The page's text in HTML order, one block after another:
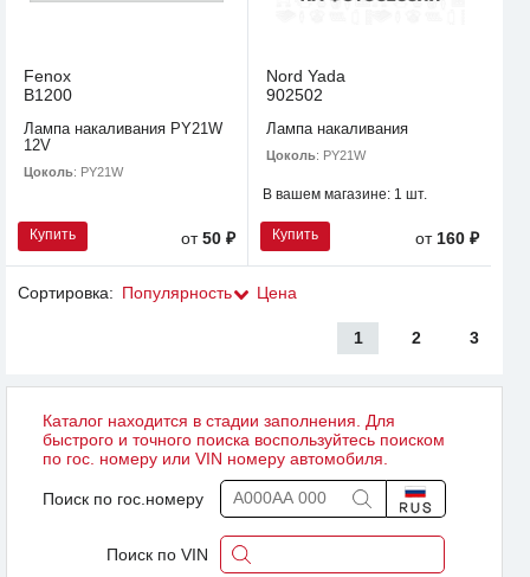
Fenox
B1200
Лампа накаливания PY21W
12V
Цоколь: PY21W
Купить от50 ₽
Nord Yada
902502
Лампа накаливания
Цоколь: PY21W
В вашем магазине: 1 шт.
Купить от 160 ₽
Сортировка: Популярность Цена
1 2 3
Каталог находится в стадии заполнения. Для
быстрого и точного поиска воспользуйтесь поиском
по гос. номеру или VIN номеру автомобиля.
Поиск по гос.номеру
Поиск по VIN